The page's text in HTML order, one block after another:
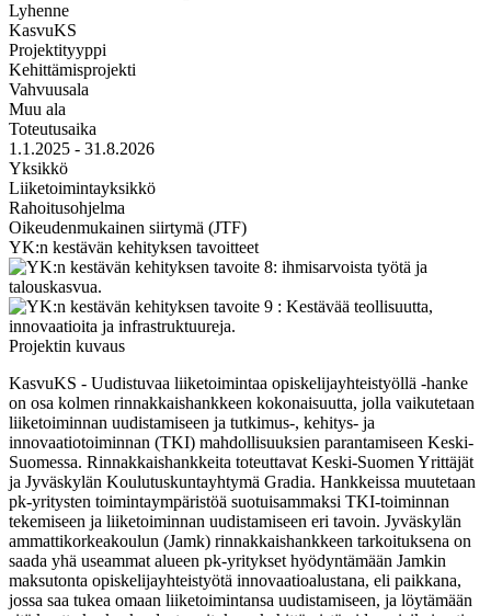
Lyhenne
KasvuKS
Projektityyppi
Kehittämisprojekti
Vahvuusala
Muu ala
Toteutusaika
1.1.2025 - 31.8.2026
Yksikkö
Liiketoimintayksikkö
Rahoitusohjelma
Oikeudenmukainen siirtymä (JTF)
YK:n kestävän kehityksen tavoitteet
Projektin kuvaus
KasvuKS - Uudistuvaa liiketoimintaa opiskelijayhteistyöllä -hanke
on osa kolmen rinnakkaishankkeen kokonaisuutta, jolla vaikutetaan
liiketoiminnan uudistamiseen ja tutkimus-, kehitys- ja
innovaatiotoiminnan (TKI) mahdollisuuksien parantamiseen Keski-
Suomessa. Rinnakkaishankkeita toteuttavat Keski-Suomen Yrittäjät
ja Jyväskylän Koulutuskuntayhtymä Gradia. Hankkeissa muutetaan
pk-yritysten toimintaympäristöä suotuisammaksi TKI-toiminnan
tekemiseen ja liiketoiminnan uudistamiseen eri tavoin. Jyväskylän
ammattikorkeakoulun (Jamk) rinnakkaishankkeen tarkoituksena on
saada yhä useammat alueen pk-yritykset hyödyntämään Jamkin
maksutonta opiskelijayhteistyötä innovaatioalustana, eli paikkana,
jossa saa tukea omaan liiketoimintansa uudistamiseen, ja löytämään